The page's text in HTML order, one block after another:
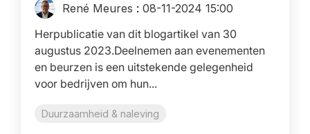
René Meures : 08-11-2024 15:00
Herpublicatie van dit blogartikel van 30
augustus 2023.Deelnemen aan evenementen
en beurzen is een uitstekende gelegenheid
voor bedrijven om hun...
Duurzaamheid & naleving